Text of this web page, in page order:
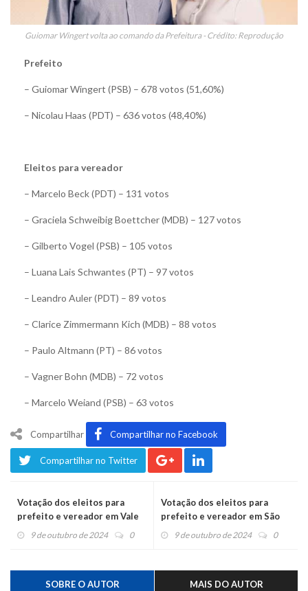
Guiomar Wingert volta ao comando da Prefeitura - Crédito: Reprodução
Prefeito
– Guiomar Wingert (PSB) – 678 votos (51,60%)
– Nicolau Haas (PDT) – 636 votos (48,40%)
Eleitos para vereador
– Marcelo Beck (PDT) – 131 votos
– Graciela Schweibig Boettcher (MDB) – 127 votos
– Gilberto Vogel (PSB) – 105 votos
– Luana Lais Schwantes (PT) – 97 votos
– Leandro Auler (PDT) – 89 votos
– Clarice Zimmermann Kich (MDB) – 88 votos
– Paulo Altmann (PT) – 86 votos
– Vagner Bohn (MDB) – 72 votos
– Marcelo Weiand (PSB) – 63 votos
Compartilhar Compartilhar no Facebook
Compartilhar no Twitter
Votação dos eleitos para
prefeito e vereador em Vale
Real9 de outubro de 2024 0
Votação dos eleitos para
prefeito e vereador em São
José do Hortêncio
9 de outubro de 2024 0
SOBRE O AUTOR MAIS DO AUTOR